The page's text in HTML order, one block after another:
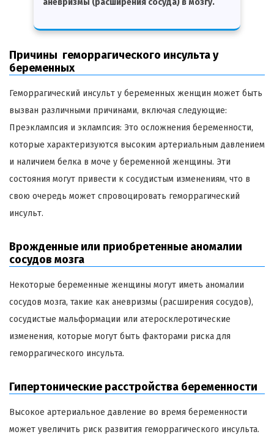
аневризмы (расширения сосуда) в мозгу.
Причины геморрагического инсульта у
беременных
Геморрагический инсульт у беременных женщин может быть
вызван различными причинами, включая следующие:
Преэклампсия и эклампсия: Это осложнения беременности,
которые характеризуются высоким артериальным давлением
и наличием белка в моче у беременной женщины. Эти
состояния могут привести к сосудистым изменениям, что в
свою очередь может спровоцировать геморрагический
инсульт.
Врожденные или приобретенные аномалии
сосудов мозга
Некоторые беременные женщины могут иметь аномалии
сосудов мозга, такие как аневризмы (расширения сосудов),
сосудистые мальформации или атеросклеротические
изменения, которые могут быть факторами риска для
геморрагического инсульта.
Гипертонические расстройства беременности
Высокое артериальное давление во время беременности
может увеличить риск развития геморрагического инсульта.